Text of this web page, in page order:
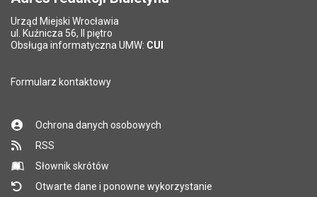
Urząd Miejski Wrocławia
ul. Kuźnicza 56, II piętro
Obsługa informatyczna UMW: CUI
Formularz kontaktowy
Ochrona danych osobowych
RSS
Słownik skrótów
Otwarte dane i ponowne wykorzystanie